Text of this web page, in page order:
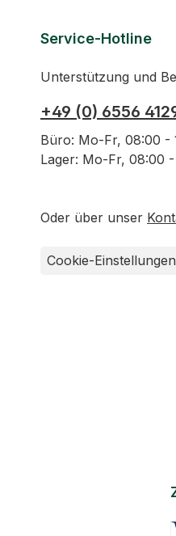
Service-Hotline
Unterstützung und
+49 (0) 6556
Büro: Mo-Fr, 08:00 -
Lager: Mo-Fr, 08:00
Oder über unser
Cookie-